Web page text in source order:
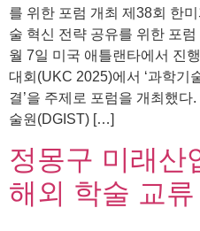
를 위한 포럼 개최 제38회 한
술 혁신 전략 공유를 위한 포
월 7일 미국 애틀랜타에서 진
대회(UKC 2025)에서 ‘과학기
결’을 주제로 포럼을 개최했
술원(DGIST) […]
정몽구 미래산
해외 학술 교